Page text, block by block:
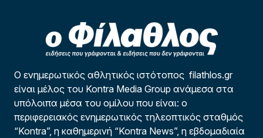
Ο ενημερωτικός αθλητικός ιστότοπος filathlos.gr
είναι μέλος του Kontra Media Group ανάμεσα στα
υπόλοιπα μέσα του ομίλου που είναι: ο
περιφερειακός ενημερωτικός τηλεοπτικός σταθμός
“Kontra”, η καθημερινή “Kontra News”, η εβδομαδιαία